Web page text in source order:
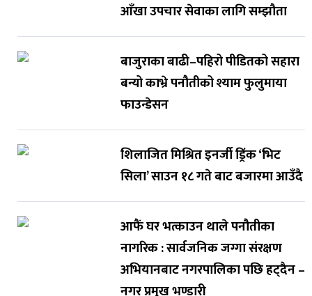
आँखा उपचार सेवाका लागि सम्झौता
बाजुराका बाढी–पहिरो पीडितको सहारा
बन्यो काभ्रे पनौतीको श्याम फुलुमाया
फाउन्डेसन
शिलाजित मिश्रित इनर्जी ड्रिंक ‘भिट
सिला’ साउन १८ गते बाट बजारमा आउँदै
आफैं घर भत्काउन थाले पनौतीका
नागरिक : सार्वजनिक जग्गा संरक्षण
अभियानबाट नगरपालिका पछि हट्दैन –